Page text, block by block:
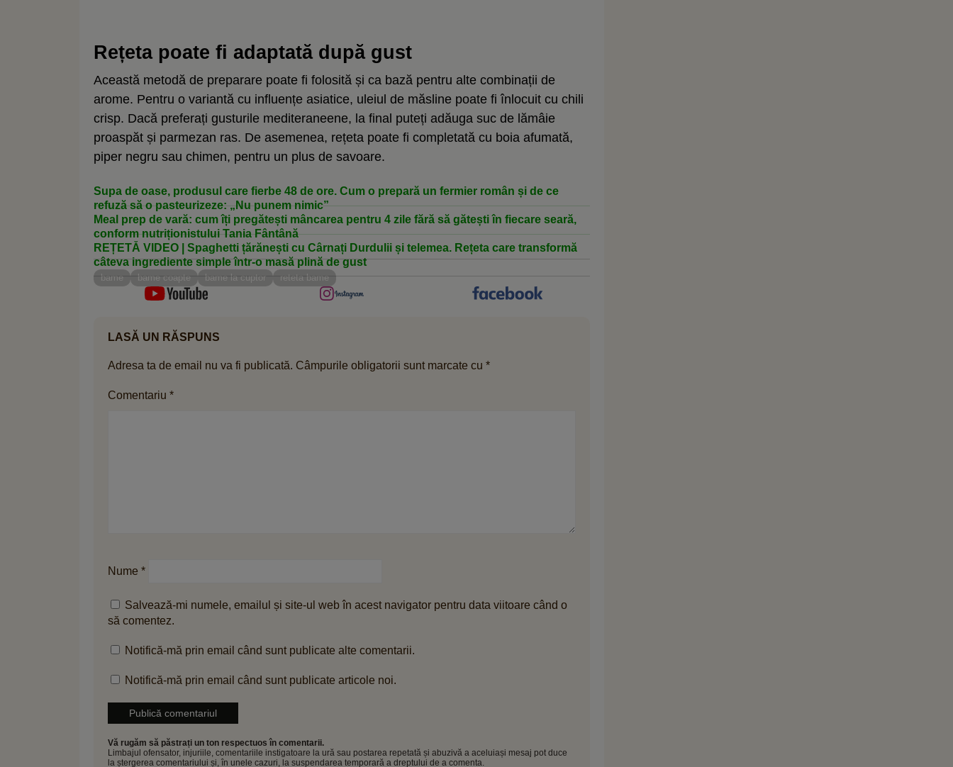
Rețeta poate fi adaptată după gust
Această metodă de preparare poate fi folosită și ca bază pentru alte combinații de
arome. Pentru o variantă cu influențe asiatice, uleiul de măsline poate fi înlocuit cu chili
crisp. Dacă preferați gusturile mediteraneene, la final puteți adăuga suc de lămâie
proaspăt și parmezan ras. De asemenea, rețeta poate fi completată cu boia afumată,
piper negru sau chimen, pentru un plus de savoare.
Supa de oase, produsul care fierbe 48 de ore. Cum o prepară un fermier român și de ce
refuză să o pasteurizeze: „Nu punem nimic”
Meal prep de vară: cum îți pregătești mâncarea pentru 4 zile fără să gătești în fiecare seară,
conform nutriționistului Tania Fântână
REȚETĂ VIDEO | Spaghetti țărănești cu Cârnați Durdulii și telemea. Rețeta care transformă
câteva ingrediente simple într-o masă plină de gust
bame bame coapte bame la cuptor reteta bame
LASĂ UN RĂSPUNS
Adresa ta de email nu va fi publicată. Câmpurile obligatorii sunt marcate cu *
Comentariu *
Nume *
Salvează-mi numele, emailul și site-ul web în acest navigator pentru data viitoare când o
să comentez.
Notifică-mă prin email când sunt publicate alte comentarii.
Notifică-mă prin email când sunt publicate articole noi.
Vă rugăm să păstrați un ton respectuos în comentarii.
Limbajul ofensator, injuriile, comentariile instigatoare la ură sau postarea repetată și abuzivă a aceluiași mesaj pot duce
la ștergerea comentariului și, în unele cazuri, la suspendarea temporară a dreptului de a comenta.